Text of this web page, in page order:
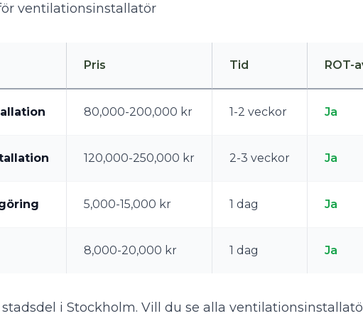
ventilationsinstallatör
Pris Tid ROT-
80,000-200,000 kr 1-2 veckor Ja
120,000-250,000 kr 2-3 veckor Ja
5,000-15,000 kr 1 dag Ja
8,000-20,000 kr 1 dag Ja
i Stockholm. Vill du se alla